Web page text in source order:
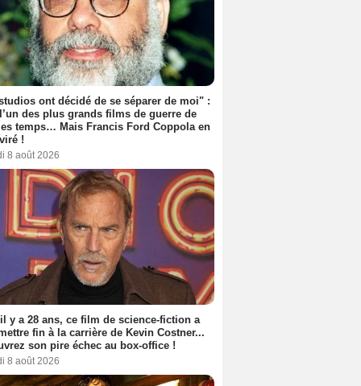
ont décidé de se séparer de moi" :
des plus grands films de guerre de
temps… Mais Francis Ford Coppola en
!
8 août 2026
y a 28 ans, ce film de science-fiction a
fin à la carrière de Kevin Costner...
son pire échec au box-office !
8 août 2026